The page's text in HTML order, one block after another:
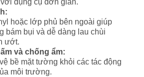
dụng cụ đơn giản.
hoặc lớp phủ bên ngoài giúp
bám bụi và dễ dàng lau chùi
ướt.
và chống ẩm:
bề mặt tường khỏi các tác động
môi trường.